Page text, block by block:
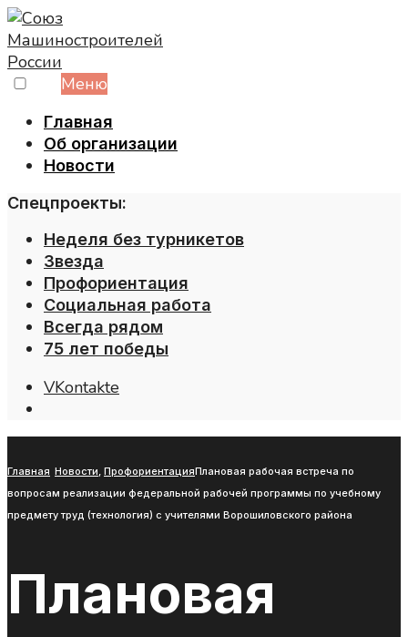
Skip
to
content
Меню
Главная
Об организации
Новости
Спецпроекты:
Неделя без турникетов
Звезда
Профориентация
Социальная работа
Всегда рядом
75 лет победы
VKontakte
Главная Новости, ПрофориентацияПлановая рабочая встреча по
вопросам реализации федеральной рабочей программы по учебному
предмету труд (технология) с учителями Ворошиловского района
Плановая